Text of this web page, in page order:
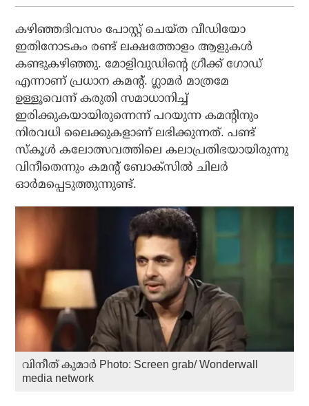
കഴിഞ്ഞദിവസം പോസ്റ്റ് ചെയ്ത വീഡിയോ
ഇതിനോടകം രണ്ട് ലക്ഷത്തോളം ആളുകള്‍
കണ്ടുകഴിഞ്ഞു. മോളിവുഡിന്റെ ഗ്രീക്ക് ഗോഡ്
എന്നാണ് പ്രധാന കമന്റ്. ഗ്ലാമര്‍ മാത്രമേ
ഉള്ളൂവെന്ന് കരുതി സമാധാനിച്ച്
ഇരിക്കുകയായിരുന്നെന്ന് പറയുന്ന കമന്റിനും
നിരവധി ലൈക്കുകളാണ് ലഭിക്കുന്നത്. പണ്ട്
സ്‌കൂള്‍ കലോത്സവത്തിലെ കലാപ്രതിഭയായിരുന്നു
വിനീതെന്നും കമന്റ് ബോക്‌സില്‍ ചിലര്‍
ഓര്‍മപ്പെടുത്തുന്നുണ്ട്.
വിനീത് കുമാര്‍ Photo: Screen grab/ Wonderwall
media network